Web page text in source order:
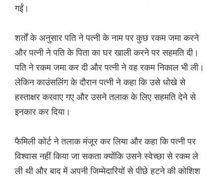
गईं।
शर्तों के अनुसार पति ने पत्नी के नाम पर कुछ रकम जमा करने
और पत्नी ने पति के पिता का घर खाली करने पर सहमति दी।
पति ने रकम जमा कर दी और पत्नी ने वह रकम निकाल भी ली।
लेकिन काउंसलिंग के दौरान पत्नी ने कहा कि उसे धोखे से
हस्ताक्षर करवाए गए और उसने तलाक के लिए सहमति देने से
इनकार कर दिया।
फैमिली कोर्ट ने तलाक मंजूर कर लिया और कहा कि पत्नी पर
विश्वास नहीं किया जा सकता क्योंकि उसने स्वेच्छा से रकम ले
ली थी और बाद में अपनी जिम्मेदारियों से पीछे हटने की कोशिश